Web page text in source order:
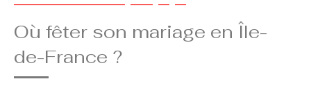
Où fêter son mariage en Île-
de-France ?